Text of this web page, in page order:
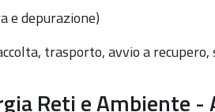
e depurazione)
trasporto, avvio a
Reti e Ambiente -